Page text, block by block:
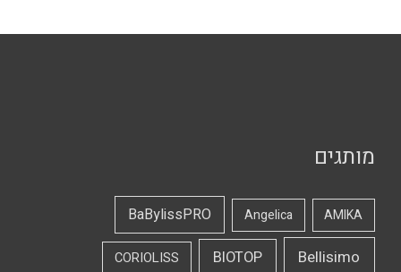
מותגים
AMIKA
Angelica
BaBylissPRO
Bellisimo
BIOTOP
CORIOLISS